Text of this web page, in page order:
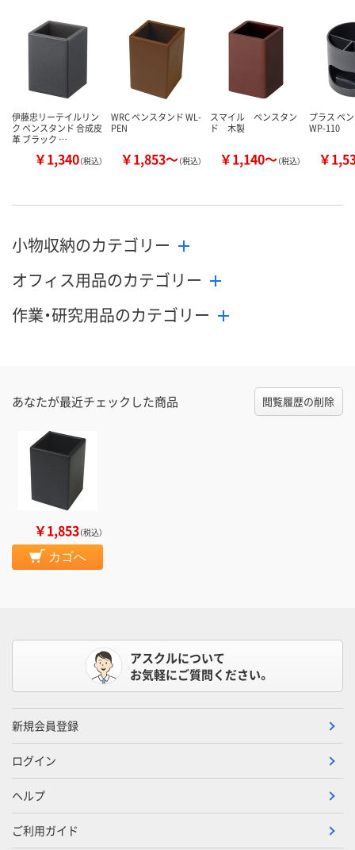
伊藤忠リーテイルリン
ク ペンスタンド 合成皮
革 ブラック …
￥1,340（税込）
WRC ペンスタンド WL-
PEN
￥1,853～（税込）
スマイル ペンスタン
ド 木製
￥1,140～（税込）
プラス ペ
WP-110
￥
小物収納のカテゴリー
オフィス用品のカテゴリー
作業・研究用品のカテゴリー
あなたが最近チェックした商品 閲覧履歴の削除
￥1,853（税込）
カゴへ
アスクルについて
お気軽にご質問ください。
新規会員登録
ログイン
ヘルプ
ご利用ガイド